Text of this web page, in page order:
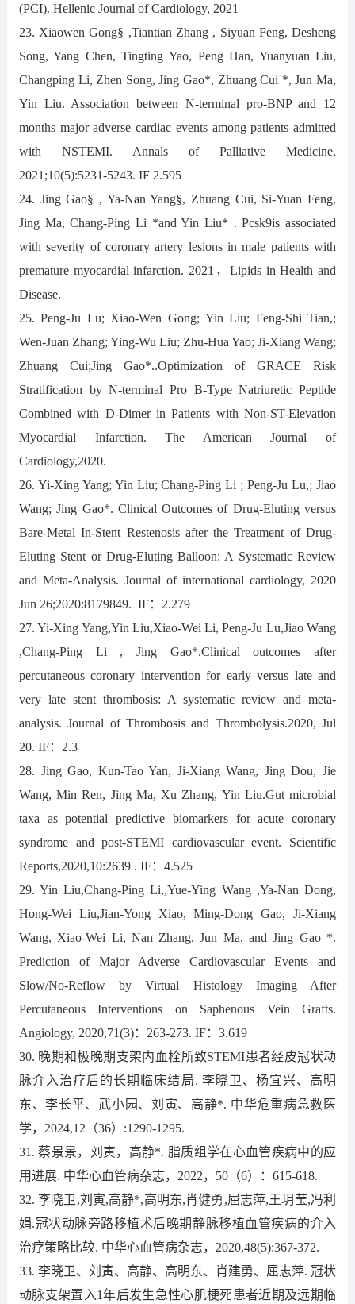
(PCI). Hellenic Journal of Cardiology, 2021
23. Xiaowen Gong§ ,Tiantian Zhang , Siyuan Feng, Desheng
Song, Yang Chen, Tingting Yao, Peng Han, Yuanyuan Liu,
Changping Li, Zhen Song, Jing Gao*, Zhuang Cui *, Jun Ma,
Yin Liu. Association between N-terminal pro-BNP and 12
months major adverse cardiac events among patients admitted
with NSTEMI. Annals of Palliative Medicine,
2021;10(5):5231-5243. IF 2.595
24. Jing Gao§ , Ya-Nan Yang§, Zhuang Cui, Si-Yuan Feng,
Jing Ma, Chang-Ping Li *and Yin Liu* . Pcsk9is associated
with severity of coronary artery lesions in male patients with
premature myocardial infarction. 2021，Lipids in Health and
Disease.
25. Peng-Ju Lu; Xiao-Wen Gong; Yin Liu; Feng-Shi Tian,;
Wen-Juan Zhang; Ying-Wu Liu; Zhu-Hua Yao; Ji-Xiang Wang;
Zhuang Cui;Jing Gao*..Optimization of GRACE Risk
Stratification by N-terminal Pro B-Type Natriuretic Peptide
Combined with D-Dimer in Patients with Non-ST-Elevation
Myocardial Infarction. The American Journal of
Cardiology,2020.
26. Yi-Xing Yang; Yin Liu; Chang-Ping Li ; Peng-Ju Lu,; Jiao
Wang; Jing Gao*. Clinical Outcomes of Drug-Eluting versus
Bare-Metal In-Stent Restenosis after the Treatment of Drug-
Eluting Stent or Drug-Eluting Balloon: A Systematic Review
and Meta-Analysis. Journal of international cardiology, 2020
Jun 26;2020:8179849. IF：2.279
27. Yi-Xing Yang,Yin Liu,Xiao-Wei Li, Peng-Ju Lu,Jiao Wang
,Chang-Ping Li , Jing Gao*.Clinical outcomes after
percutaneous coronary intervention for early versus late and
very late stent thrombosis: A systematic review and meta-
analysis. Journal of Thrombosis and Thrombolysis.2020, Jul
20. IF：2.3
28. Jing Gao, Kun-Tao Yan, Ji-Xiang Wang, Jing Dou, Jie
Wang, Min Ren, Jing Ma, Xu Zhang, Yin Liu.Gut microbial
taxa as potential predictive biomarkers for acute coronary
syndrome and post-STEMI cardiovascular event. Scientific
Reports,2020,10:2639 . IF：4.525
29. Yin Liu,Chang-Ping Li,,Yue-Ying Wang ,Ya-Nan Dong,
Hong-Wei Liu,Jian-Yong Xiao, Ming-Dong Gao, Ji-Xiang
Wang, Xiao-Wei Li, Nan Zhang, Jun Ma, and Jing Gao *.
Prediction of Major Adverse Cardiovascular Events and
Slow/No-Reflow by Virtual Histology Imaging After
Percutaneous Interventions on Saphenous Vein Grafts.
Angiology, 2020,71(3)：263-273. IF：3.619
30. 晚期和极晚期支架内血栓所致STEMI患者经皮冠状动
脉介入治疗后的长期临床结局. 李晓卫、杨宜兴、高明
东、李长平、武小园、刘寅、高静*. 中华危重病急救医
学，2024,12（36）:1290-1295.
31. 蔡景景，刘寅，高静*. 脂质组学在心血管疾病中的应
用进展. 中华心血管病杂志，2022，50（6）：615-618.
32. 李晓卫,刘寅,高静*,高明东,肖健勇,屈志萍,王玥莹,冯利
娟.冠状动脉旁路移植术后晚期静脉移植血管疾病的介入
治疗策略比较. 中华心血管病杂志，2020,48(5):367-372.
33. 李晓卫、刘寅、高静、高明东、肖建勇、屈志萍. 冠状
动脉支架置入1年后发生急性心肌梗死患者近期及远期临